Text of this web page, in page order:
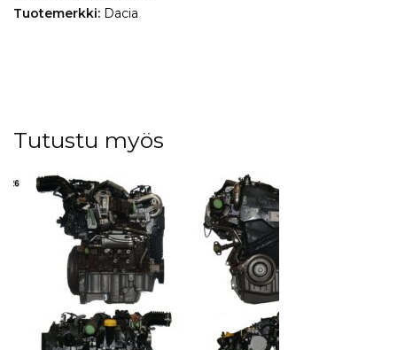
Tuotemerkki: Dacia
Tutustu myös